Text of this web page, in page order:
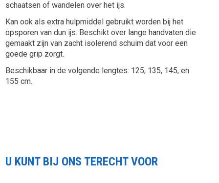
schaatsen of wandelen over het ijs.
Kan ook als extra hulpmiddel gebruikt worden bij het
opsporen van dun ijs. Beschikt over lange handvaten die
gemaakt zijn van zacht isolerend schuim dat voor een
goede grip zorgt.
Beschikbaar in de volgende lengtes: 125, 135, 145, en
155 cm.
U KUNT BIJ ONS TERECHT VOOR